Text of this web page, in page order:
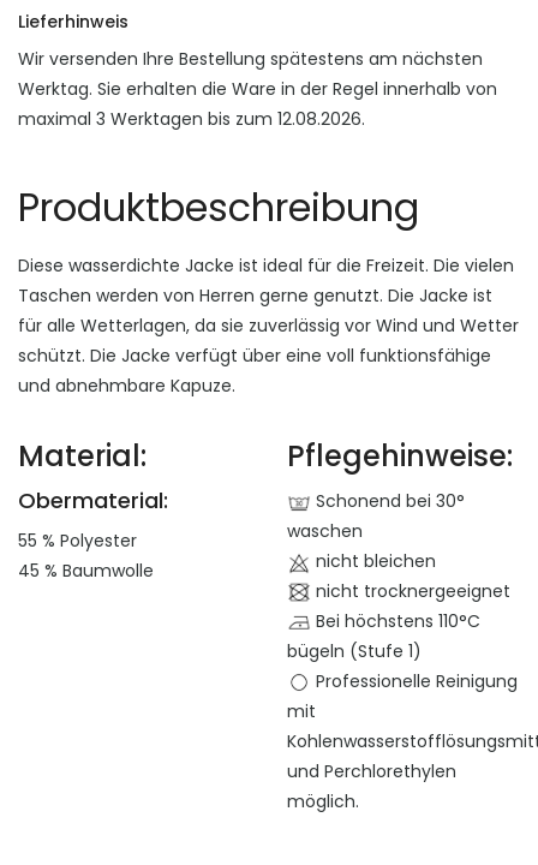
Lieferhinweis
Wir versenden Ihre Bestellung spätestens am nächsten
Werktag. Sie erhalten die Ware in der Regel innerhalb von
maximal 3 Werktagen bis zum 12.08.2026.
Produktbeschreibung
Diese wasserdichte Jacke ist ideal für die Freizeit. Die vielen
Taschen werden von Herren gerne genutzt. Die Jacke ist
für alle Wetterlagen, da sie zuverlässig vor Wind und Wetter
schützt. Die Jacke verfügt über eine voll funktionsfähige
und abnehmbare Kapuze.
Material:
Obermaterial:
55 % Polyester
45 % Baumwolle
Pflegehinweise:
Schonend bei 30°
waschen
nicht bleichen
nicht trocknergeeignet
Bei höchstens 110°C
bügeln (Stufe 1)
Professionelle Reinigung
mit
und Perchlorethylen
möglich.